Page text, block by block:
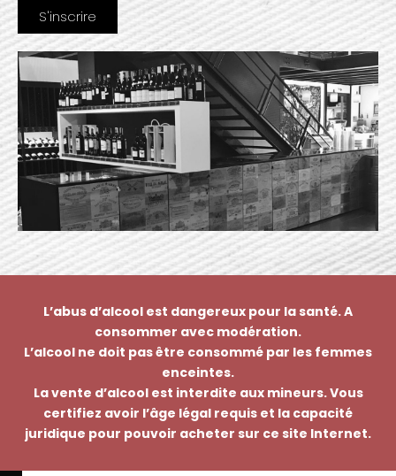
L’abus d’alcool est dangereux pour la santé. A
consommer avec modération.
L’alcool ne doit pas être consommé par les femmes
enceintes.
La vente d’alcool est interdite aux mineurs. Vous
certifiez avoir l’âge légal requis et la capacité
juridique pour pouvoir acheter sur ce site Internet.